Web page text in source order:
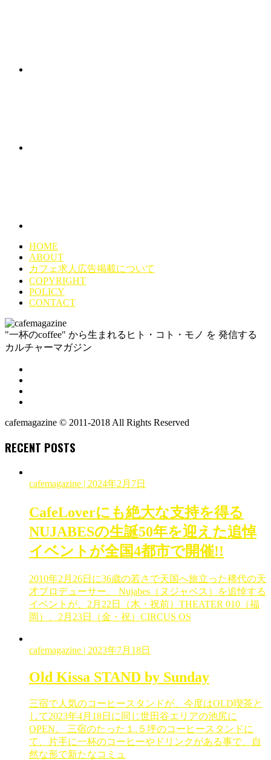
HOME
ABOUT
カフェ求人広告掲載について
COPYRIGHT
POLICY
CONTACT
"一杯のcoffee" から生まれるヒト・コト・モノ を 発信する
カルチャーマガジン
cafemagazine © 2011-2018 All Rights Reserved
RECENT POSTS
cafemagazine | 2024年2月7日
CafeLoverにも絶大な支持を得る
NUJABESの生誕50年を迎えた追悼
イベントが全国4都市で開催!!
2010年2月26日に36歳の若さで天国へ旅立った稀代の天
才プロデューサー、 Nujabes（ヌジャベス）を追悼する
イベントが、2月22日（木・祝前）THEATER 010（福
岡）、2月23日（金・祝）CIRCUS OS
cafemagazine | 2023年7月18日
Old Kissa STAND by Sunday
三宿で人気のコーヒースタンドが、今度はOLD喫茶と
して2023年4月18日に同じ世田谷エリアの池尻に
OPEN。 三宿のたった１.５坪のコーヒースタンドに
て、片手に一杯のコーヒーやドリンクがある事で、自
然な形で新たなコミュ